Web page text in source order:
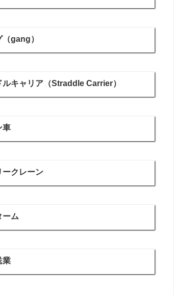
gang）
ルキャリア（Straddle Carrier）
車
ークレーン
ーム
業